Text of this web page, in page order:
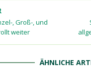
, Groß-, und
weiter
ÄHNLICHE